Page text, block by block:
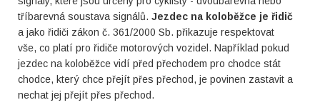
tříbarevná soustava signálů. Jezdec na koloběžce je řidič
a jako řidiči zákon č. 361/2000 Sb. přikazuje respektovat
vše, co platí pro řidiče motorových vozidel. Například pokud
jezdec na koloběžce vidí před přechodem pro chodce stát
chodce, který chce přejít přes přechod, je povinen zastavit a
nechat jej přejít přes přechod.